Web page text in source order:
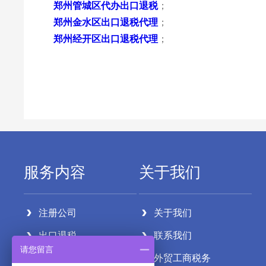
郑州管城区代办出口退税；
郑州金水区出口退税代理 ；
郑州经开区出口退税代理 ；
服务内容
注册公司
出口退税
代理记账
关于我们
关于我们
联系我们
外贸工商税务
请您留言